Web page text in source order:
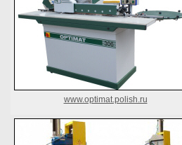
www.optimat.polish.ru